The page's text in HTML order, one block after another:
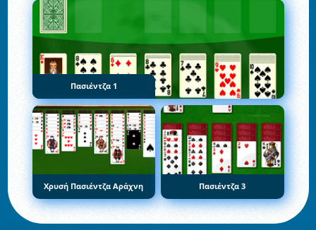
Πασιέντζα 1
Χρυσή Πασιέντζα Αράχνη Πασιέντζα 3